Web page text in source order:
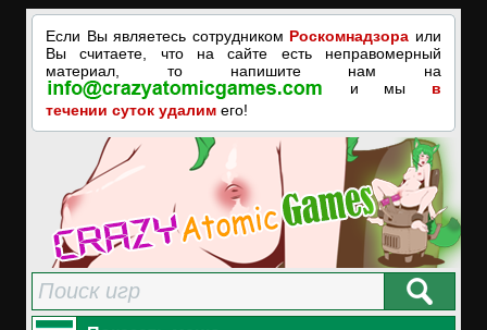
Если Вы являетесь сотрудником Роскомнадзора или
Вы считаете, что на сайте есть неправомерный
материал, то напишите нам на
и мы в
течении суток удалим его!